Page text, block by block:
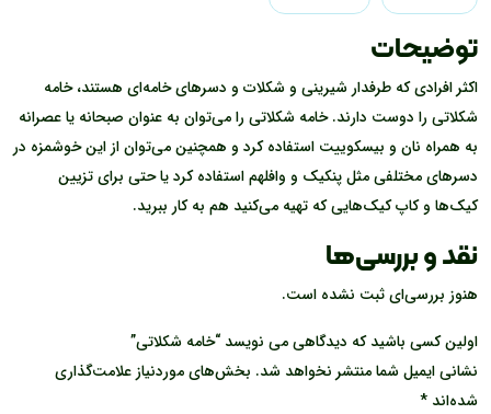
توضیحات
اکثر افرادی که طرفدار شیرینی و شکلات و دسرهای خامه‌ای هستند، خامه
شکلاتی را دوست دارند. خامه شکلاتی را می‌توان به عنوان صبحانه یا عصرانه
به همراه نان و بیسکوییت استفاده کرد و همچنین می‌توان از این خوشمزه در
دسرهای مختلفی مثل پنکیک و وافلهم استفاده کرد یا حتی برای تزیین
کیک‌ها و کاپ کیک‌هایی که تهیه می‌کنید هم به کار ببرید.
نقد و بررسی‌ها
هنوز بررسی‌ای ثبت نشده است.
اولین کسی باشید که دیدگاهی می نویسد “خامه شکلاتی”
نشانی ایمیل شما منتشر نخواهد شد. بخش‌های موردنیاز علامت‌گذاری
شده‌اند *